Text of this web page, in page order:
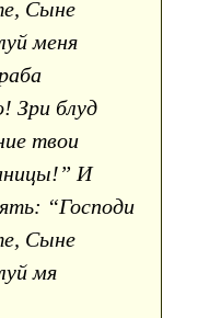
Сыне
меня
Зри блуд
твои
И
“Господи
Сыне
мя